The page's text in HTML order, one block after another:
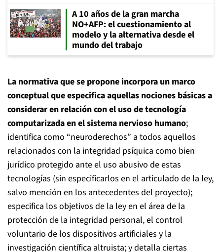
A 10 años de la gran marcha
NO+AFP: el cuestionamiento al
modelo y la alternativa desde el
mundo del trabajo
La normativa que se propone incorpora un marco
conceptual que especifica aquellas nociones básicas a
considerar en relación con el uso de tecnología
computarizada en el sistema nervioso humano;
identifica como “neuroderechos” a todos aquellos
relacionados con la integridad psíquica como bien
jurídico protegido ante el uso abusivo de estas
tecnologías (sin especificarlos en el articulado de la ley,
salvo mención en los antecedentes del proyecto);
especifica los objetivos de la ley en el área de la
protección de la integridad personal, el control
voluntario de los dispositivos artificiales y la
investigación científica altruista; y detalla ciertas